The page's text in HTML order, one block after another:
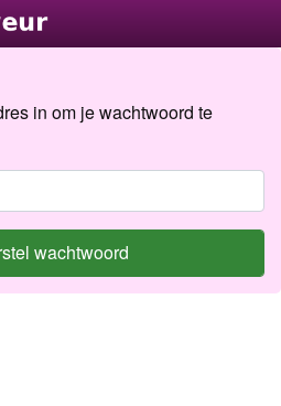
in om je wachtwoord te
wachtwoord